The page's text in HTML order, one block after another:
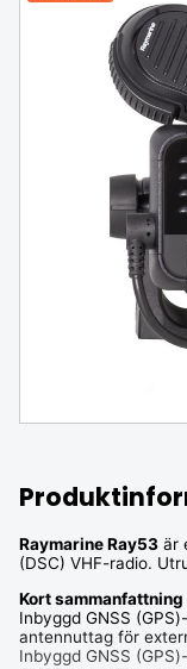
Raymarine
antennsplitter
Raymarine Ray53 är
(DSC) VHF-radio.
Kort
Inbyggd GNSS
antennuttag för
Inbyggd GNSS